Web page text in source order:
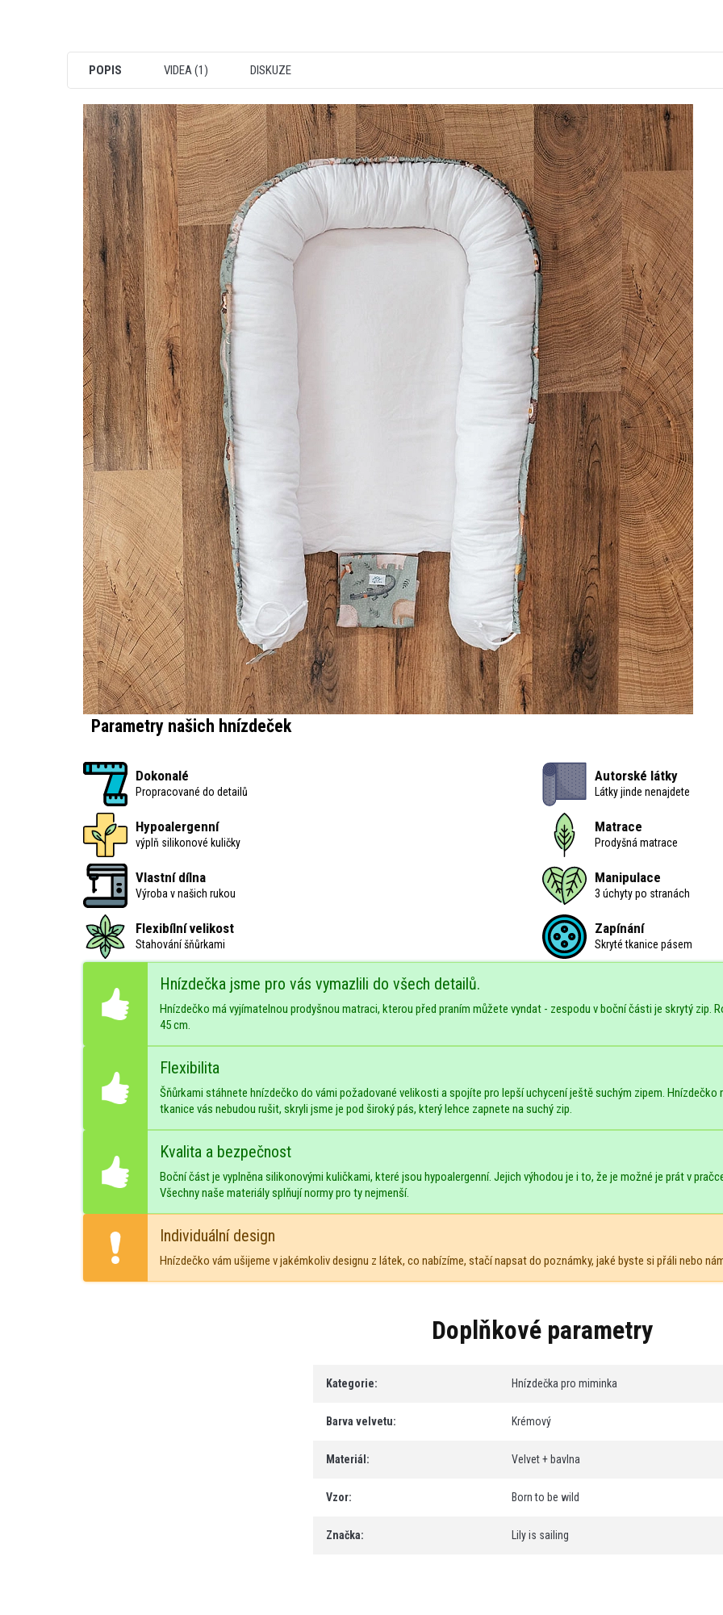
POPIS VIDEA (1) DISKUZE
Parametry našich hnízdeček
Dokonalé
Propracované do detailů
Autorské látky
Látky jinde nenajdete
Hypoalergenní
výplň silikonové kuličky
Matrace
Prodyšná matrace
Vlastní dílna
Výroba v našich rukou
Manipulace
3 úchyty po stranách
Flexibílní velikost
Stahování šňůrkami
Zapínání
Skryté tkanice pásem
Hnízdečka jsme pro vás vymazlili do všech detailů.
Hnízdečko má vyjímatelnou prodyšnou matraci, kterou před praním můžete vyndat - zespodu v boční části je skrytý zip.
45 cm.
Flexibilita
Šňůrkami stáhnete hnízdečko do vámi požadované velikosti a spojíte pro lepší uchycení ještě suchým zipem. Hnízdečko
tkanice vás nebudou rušit, skryli jsme je pod široký pás, který lehce zapnete na suchý zip.
Kvalita a bezpečnost
Boční část je vyplněna silikonovými kuličkami, které jsou hypoalergenní. Jejich výhodou je i to, že je možné je prát v
Všechny naše materiály splňují normy pro ty nejmenší.
Individuální design
Hnízdečko vám ušijeme v jakémkoliv designu z látek, co nabízíme, stačí napsat do poznámky, jaké byste si přáli nebo
Doplňkové parametry
Kategorie: Hnízdečka pro miminka
Barva velvetu: Krémový
Materiál: Velvet + bavlna
Vzor: Born to be wild
Značka: Lily is sailing